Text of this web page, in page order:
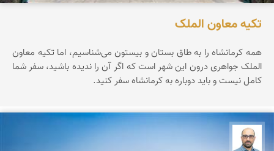
تکیه معاون الملک
همه کرمانشاه را به طاق بستان و بیستون می‌شناسیم، اما تکیه معاون
الملک جواهری درون این شهر است که اگر آن را ندیده باشید، سفر شما
کامل نیست و باید دوباره به کرمانشاه سفر کنید.